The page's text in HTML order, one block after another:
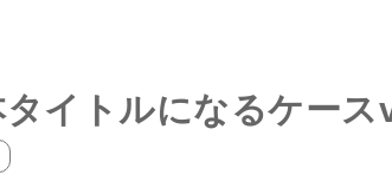
イトルになるケース